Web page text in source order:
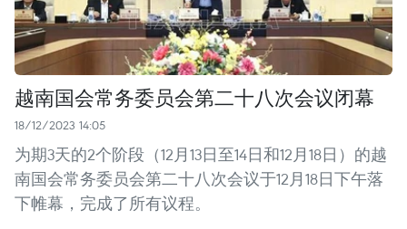
越南国会常务委员会第二十八次会议闭幕
18/12/2023 14:05
为期3天的2个阶段（12月13日至14日和12月18日）的越
南国会常务委员会第二十八次会议于12月18日下午落
下帷幕，完成了所有议程。